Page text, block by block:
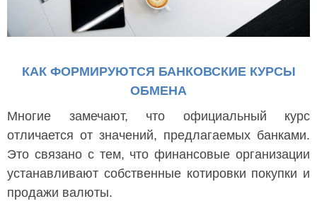
КАК ФОРМИРУЮТСЯ БАНКОВСКИЕ КУРСЫ
ОБМЕНА
Многие замечают, что официальный курс
отличается от значений, предлагаемых банками.
Это связано с тем, что финансовые организации
устанавливают собственные котировки покупки и
продажи валюты.